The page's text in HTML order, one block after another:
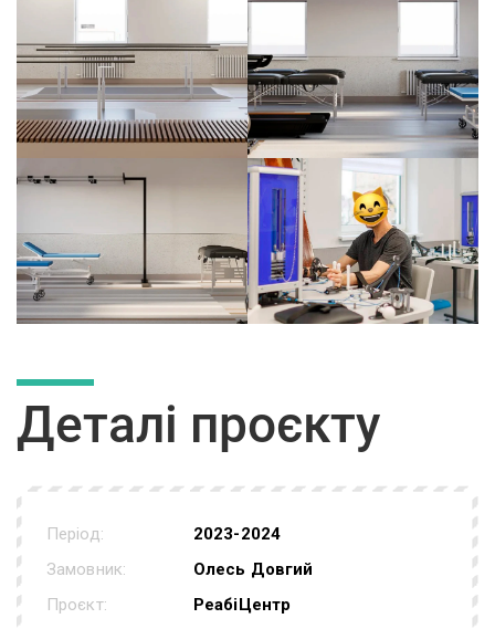
Деталі проєкту
Період:
2023-2024
Замовник:
Олесь Довгий
Проєкт:
РеабіЦентр